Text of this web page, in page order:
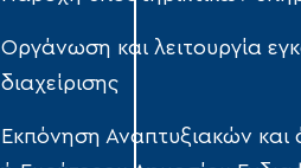
Oργάνωση και λειτουργία
διαχείρισης
Εκπόνηση Αναπτυξιακών